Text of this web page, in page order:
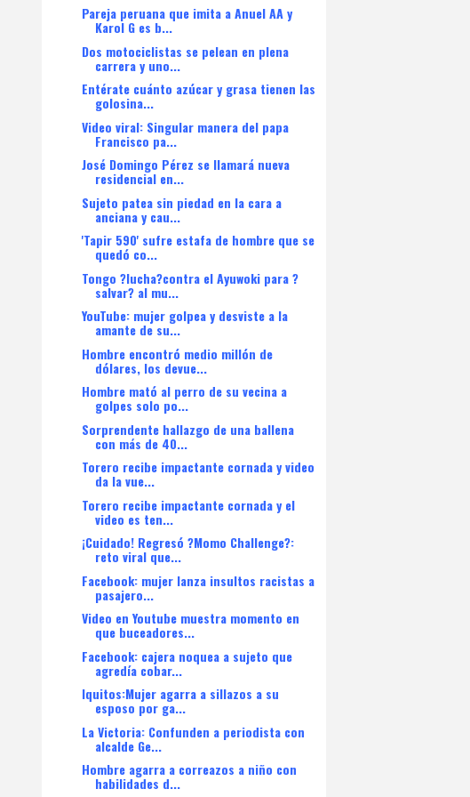
Pareja peruana que imita a Anuel AA y
Karol G es b...
Dos motociclistas se pelean en plena
carrera y uno...
Entérate cuánto azúcar y grasa tienen las
golosina...
Video viral: Singular manera del papa
Francisco pa...
José Domingo Pérez se llamará nueva
residencial en...
Sujeto patea sin piedad en la cara a
anciana y cau...
'Tapir 590' sufre estafa de hombre que se
quedó co...
Tongo ?lucha?contra el Ayuwoki para ?
salvar? al mu...
YouTube: mujer golpea y desviste a la
amante de su...
Hombre encontró medio millón de
dólares, los devue...
Hombre mató al perro de su vecina a
golpes solo po...
Sorprendente hallazgo de una ballena
con más de 40...
Torero recibe impactante cornada y video
da la vue...
Torero recibe impactante cornada y el
video es ten...
¡Cuidado! Regresó ?Momo Challenge?:
reto viral que...
Facebook: mujer lanza insultos racistas a
pasajero...
Video en Youtube muestra momento en
que buceadores...
Facebook: cajera noquea a sujeto que
agredía cobar...
Iquitos:Mujer agarra a sillazos a su
esposo por ga...
La Victoria: Confunden a periodista con
alcalde Ge...
Hombre agarra a correazos a niño con
habilidades d...